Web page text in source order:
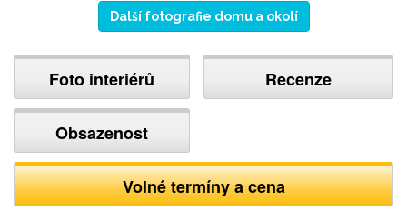
Další fotografie domu a okolí
Foto interiérů
Obsazenost
Recenze
Volné termíny a cena